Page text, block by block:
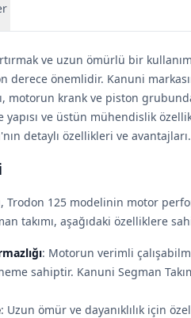
ve uzun ömürlü bir
derece önemlidir. Kanuni
motorun krank ve piston
yapısı ve üstün mühendislik
detaylı özellikleri ve avantajları.
Trodon 125 modelinin motor
takımı, aşağıdaki özelliklere
: Motorun verimli
sahiptir. Kanuni Segman
: Uzun ömür ve dayanıklılık için